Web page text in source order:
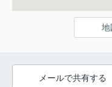
地
メールで共有する